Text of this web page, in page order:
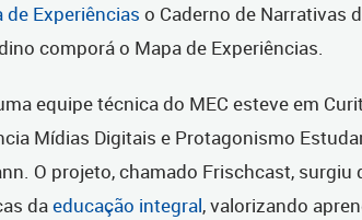
de Experiências o Caderno de Narrativas
comporá o Mapa de Experiências.
equipe técnica do MEC esteve em
Mídias Digitais e Protagonismo
O projeto, chamado Frischcast, surgiu
daeducação integral, valorizando